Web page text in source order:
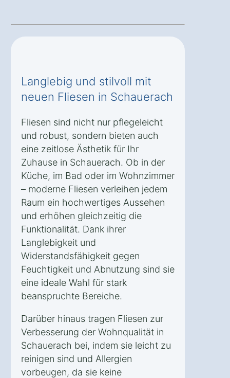
Langlebig und stilvoll mit
neuen Fliesen in Schauerach
Fliesen sind nicht nur pflegeleicht
und robust, sondern bieten auch
eine zeitlose Ästhetik für Ihr
Zuhause in Schauerach. Ob in der
Küche, im Bad oder im Wohnzimmer
– moderne Fliesen verleihen jedem
Raum ein hochwertiges Aussehen
und erhöhen gleichzeitig die
Funktionalität. Dank ihrer
Langlebigkeit und
Widerstandsfähigkeit gegen
Feuchtigkeit und Abnutzung sind sie
eine ideale Wahl für stark
beanspruchte Bereiche.
Darüber hinaus tragen Fliesen zur
Verbesserung der Wohnqualität in
Schauerach bei, indem sie leicht zu
reinigen sind und Allergien
vorbeugen, da sie keine